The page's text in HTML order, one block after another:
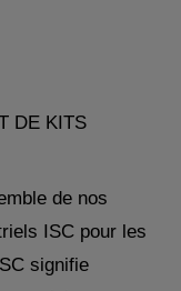
DE KITS
de nos
ISC pour les
signifie